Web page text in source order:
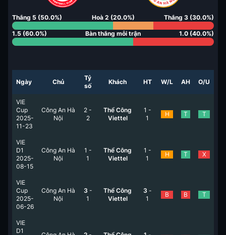
Thắng 5 (50.0%) Hoà 2 (20.0%) Thắng 3 (30.0%)
1.5 (60.0%) Bàn thắng mỗi trận 1.0 (40.0%)
Ngày Chủ
Tỷ
số
Khách HT W/L AH O/U
VIE
Cup
2025-
11-23
Công An Hà
Nội
2 -
2
Thể Công
Viettel
1 -
1
H T T
VIE
D1
2025-
08-15
Công An Hà
Nội
1 -
1
Thể Công
Viettel
1 -
1
H T X
VIE
Cup
2025-
06-26
Công An Hà
Nội
3 -
1
Thể Công
Viettel
3 -
1
B B T
VIE
D1